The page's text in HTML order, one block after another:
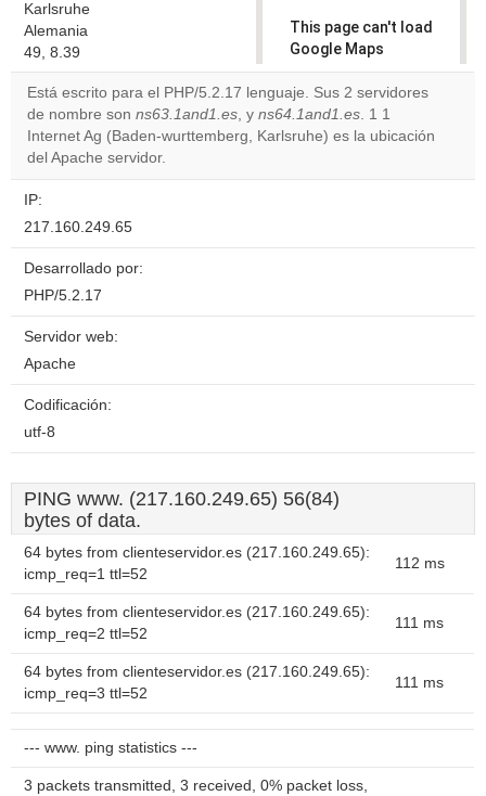
Karlsruhe
Alemania
49, 8.39
This page can't load
Google Maps
correctly.
Do you
own this
OK
Está escrito para el PHP/5.2.17 lenguaje. Sus 2 servidores
de nombre son ns63.1and1.es, y ns64.1and1.es. 1 1
Internet Ag (Baden-wurttemberg, Karlsruhe) es la ubicación
del Apache servidor.
IP:
217.160.249.65
Desarrollado por:
PHP/5.2.17
Servidor web:
Apache
Codificación:
utf-8
PING www. (217.160.249.65) 56(84)
bytes of data.
64 bytes from clienteservidor.es (217.160.249.65):
icmp_req=1 ttl=52
112 ms
64 bytes from clienteservidor.es (217.160.249.65):
icmp_req=2 ttl=52
111 ms
64 bytes from clienteservidor.es (217.160.249.65):
icmp_req=3 ttl=52
111 ms
--- www. ping statistics ---
3 packets transmitted, 3 received, 0% packet loss,